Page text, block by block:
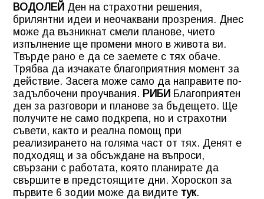
ВОДОЛЕЙ Ден на страхотни решения,
брилянтни идеи и неочаквани прозрения. Днес
може да възникнат смели планове, чието
изпълнение ще промени много в живота ви.
Твърде рано е да се заемете с тях обаче.
Трябва да изчакате благоприятния момент за
действие. Засега може само да направите по-
задълбочени проучвания. РИБИ Благоприятен
ден за разговори и планове за бъдещето. Ще
получите не само подкрепа, но и страхотни
съвети, както и реална помощ при
реализирането на голяма част от тях. Денят е
подходящ и за обсъждане на въпроси,
свързани с работата, която планирате да
свършите в предстоящите дни. Хороскоп за
първите 6 зодии може да видите тук.